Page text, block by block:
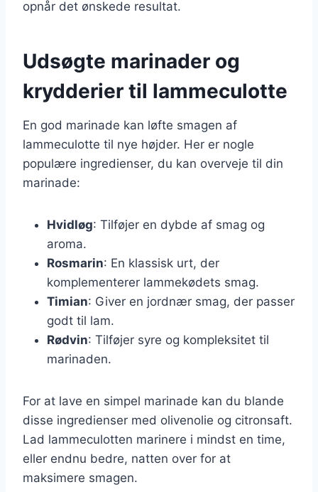
opnår det ønskede resultat.
Udsøgte marinader og
krydderier til lammeculotte
En god marinade kan løfte smagen af
lammeculotte til nye højder. Her er nogle
populære ingredienser, du kan overveje til din
marinade:
Hvidløg: Tilføjer en dybde af smag og
aroma.
Rosmarin: En klassisk urt, der
komplementerer lammekødets smag.
Timian: Giver en jordnær smag, der passer
godt til lam.
Rødvin: Tilføjer syre og kompleksitet til
marinaden.
For at lave en simpel marinade kan du blande
disse ingredienser med olivenolie og citronsaft.
Lad lammeculotten marinere i mindst en time,
eller endnu bedre, natten over for at
maksimere smagen.